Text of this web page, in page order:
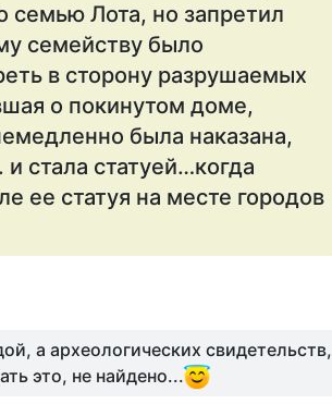
семью Лота, но запретил
семейству было
в сторону разрушаемых
о покинутом доме,
была наказана,
стала статуей…когда
ее статуя на месте городов
а археологических свидетельств,
это, не найдено...